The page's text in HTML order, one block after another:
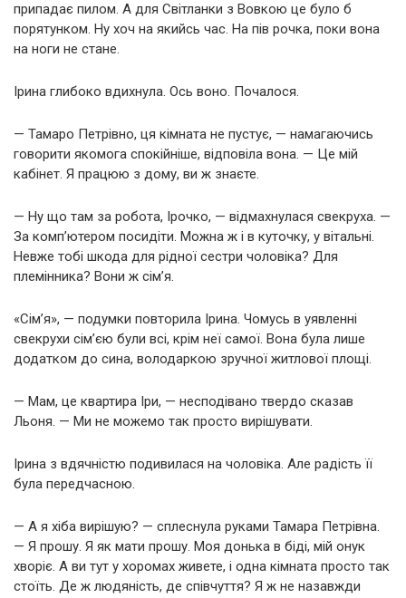
припадає пилом. А для Світланки з Вовкою це було б
порятунком. Ну хоч на якийсь час. На пів рочка, поки вона
на ноги не стане.
Ірина глибоко вдихнула. Ось воно. Почалося.
— Тамаро Петрівно, ця кімната не пустує, — намагаючись
говорити якомога спокійніше, відповіла вона. — Це мій
кабінет. Я працюю з дому, ви ж знаєте.
— Ну що там за робота, Ірочко, — відмахнулася свекруха. —
За комп’ютером посидіти. Можна ж і в куточку, у вітальні.
Невже тобі шкода для рідної сестри чоловіка? Для
племінника? Вони ж сім’я.
«Сім’я», — подумки повторила Ірина. Чомусь в уявленні
свекрухи сім’єю були всі, крім неї самої. Вона була лише
додатком до сина, володаркою зручної житлової площі.
— Мам, це квартира Іри, — несподівано твердо сказав
Льоня. — Ми не можемо так просто вирішувати.
Ірина з вдячністю подивилася на чоловіка. Але радість її
була передчасною.
— А я хіба вирішую? — сплеснула руками Тамара Петрівна.
— Я прошу. Я як мати прошу. Моя донька в біді, мій онук
хворіє. А ви тут у хоромах живете, і одна кімната просто так
стоїть. Де ж людяність, де співчуття? Я ж не назавжди